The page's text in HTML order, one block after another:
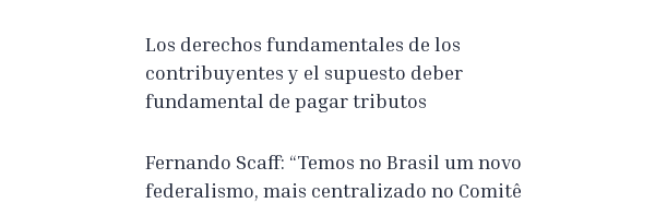
Los derechos fundamentales de los
contribuyentes y el supuesto deber
fundamental de pagar tributos
Fernando Scaff: “Temos no Brasil um novo
federalismo, mais centralizado no Comitê